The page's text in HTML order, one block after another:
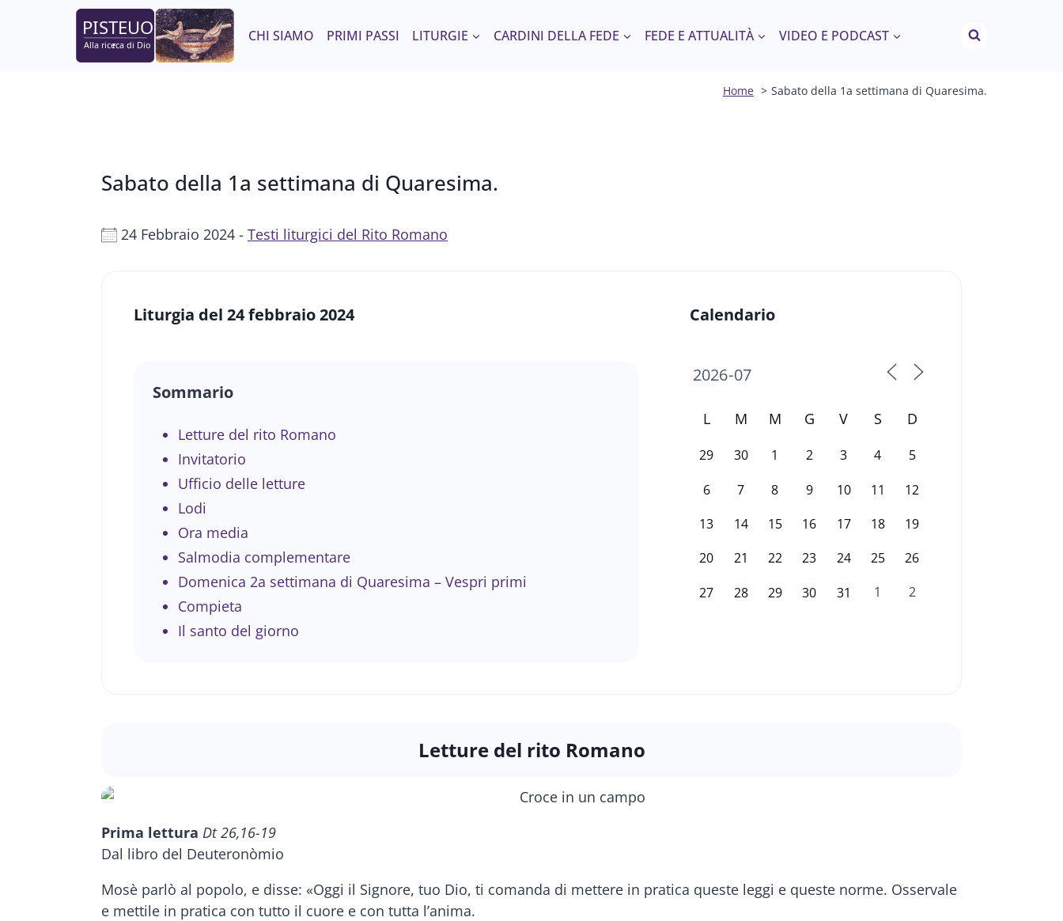
CHI SIAMO PRIMI PASSI LITURGIE CARDINI DELLA FEDE FEDE E ATTUALITÀ VIDEO E PODCAST
Home Sabato della 1a settimana di Quaresima.
Sabato della 1a settimana di Quaresima.
24 Febbraio 2024 - Testi liturgici del Rito Romano
Liturgia del 24 febbraio 2024
Sommario
Letture del rito Romano
Invitatorio
Ufficio delle letture
Lodi
Ora media
Salmodia complementare
Domenica 2a settimana di Quaresima – Vespri primi
Compieta
Il santo del giorno
Calendario
L M M G V S D
29 30 1 2 3 4
5
6
7 8 9 10 11
12
13
14 15 16 17 18
19
20
21 22 23 24 25
26
27
28 29 30 31 1 2
Letture del rito Romano
Prima lettura Dt 26,16-19
Dal libro del Deuteronòmio
Mosè parlò al popolo, e disse: «Oggi il Signore, tuo Dio, ti comanda di mettere in pratica queste leggi e queste norme. Osservale
e mettile in pratica con tutto il cuore e con tutta l’anima.